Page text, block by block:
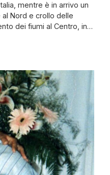
mentre è in arrivo un
Nord e crollo delle
dei fiumi al Centro, in
sul litorale romano e